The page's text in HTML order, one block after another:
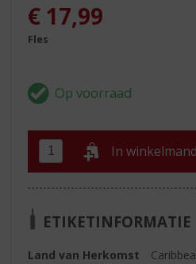
€ 17,99
Fles
In winkelmand
ETIKETINFORMATIE
Land van Herkomst